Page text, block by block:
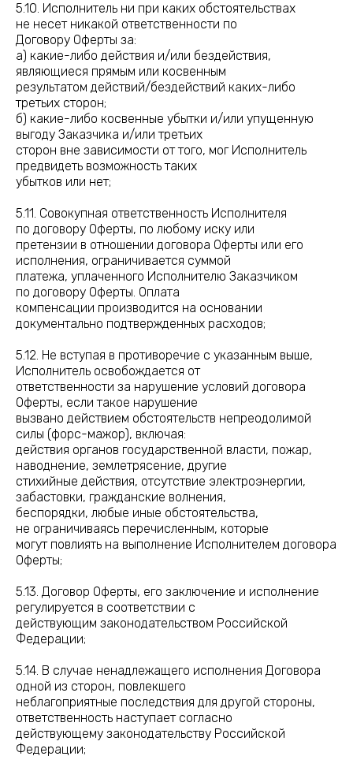
5.10. Исполнитель ни при каких обстоятельствах
не несет никакой ответственности по
Договору Оферты за:
а) какие-либо действия и/или бездействия,
являющиеся прямым или косвенным
результатом действий/бездействий каких-либо
третьих сторон;
б) какие-либо косвенные убытки и/или упущенную
выгоду Заказчика и/или третьих
сторон вне зависимости от того, мог Исполнитель
предвидеть возможность таких
убытков или нет;
5.11. Совокупная ответственность Исполнителя
по договору Оферты, по любому иску или
претензии в отношении договора Оферты или его
исполнения, ограничивается суммой
платежа, уплаченного Исполнителю Заказчиком
по договору Оферты. Оплата
компенсации производится на основании
документально подтвержденных расходов;
5.12. Не вступая в противоречие с указанным выше,
Исполнитель освобождается от
ответственности за нарушение условий договора
Оферты, если такое нарушение
вызвано действием обстоятельств непреодолимой
силы (форс-мажор), включая:
действия органов государственной власти, пожар,
наводнение, землетрясение, другие
стихийные действия, отсутствие электроэнергии,
забастовки, гражданские волнения,
беспорядки, любые иные обстоятельства,
не ограничиваясь перечисленным, которые
могут повлиять на выполнение Исполнителем договора
Оферты;
5.13. Договор Оферты, его заключение и исполнение
регулируется в соответствии с
действующим законодательством Российской
Федерации;
5.14. В случае ненадлежащего исполнения Договора
одной из сторон, повлекшего
неблагоприятные последствия для другой стороны,
ответственность наступает согласно
действующему законодательству Российской
Федерации;